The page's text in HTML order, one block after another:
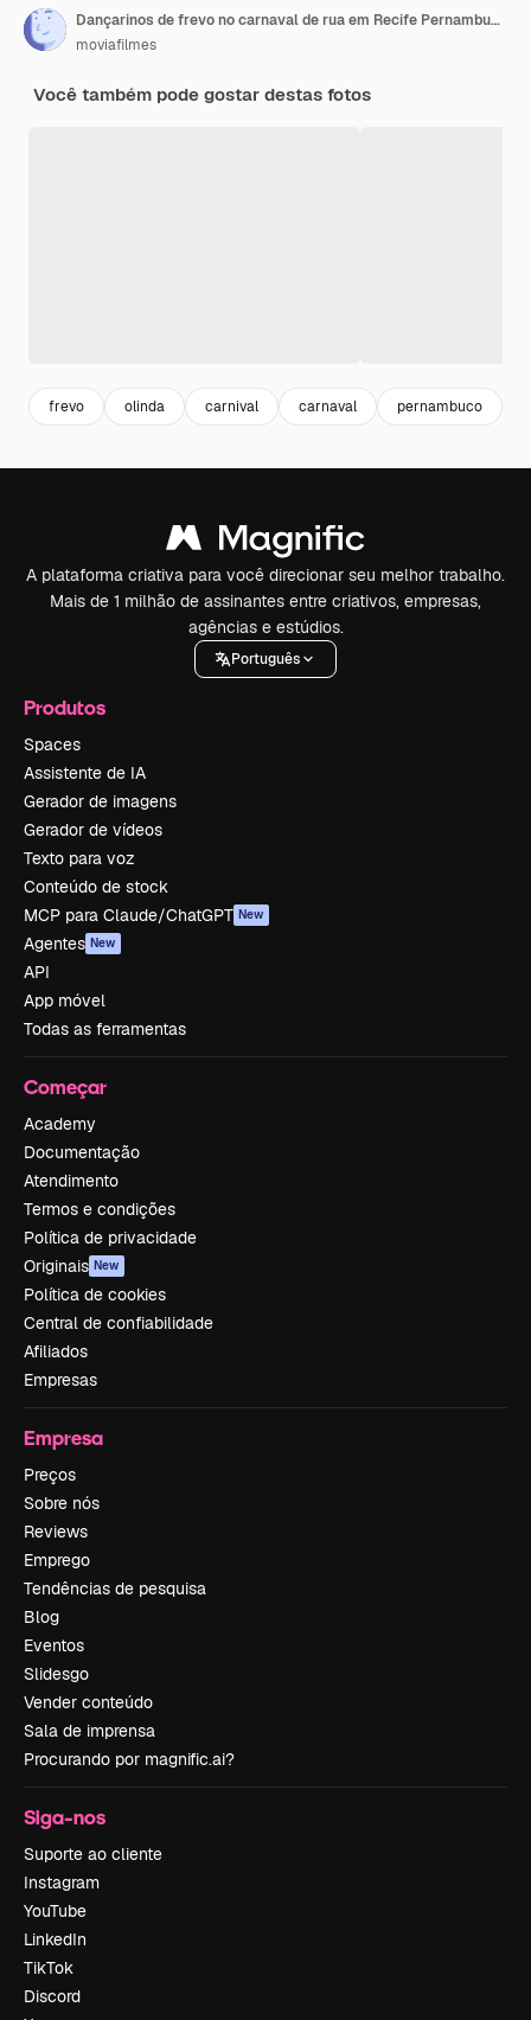
Dançarinos de frevo no carnaval de rua em Recife Pernambuco Brasil
moviafilmes
Você também pode gostar destas fotos
frevo olinda carnival carnaval pernambuco
A plataforma criativa para você direcionar seu melhor trabalho.
Mais de 1 milhão de assinantes entre criativos, empresas,
agências e estúdios.
Português
Produtos
Spaces
Assistente de IA
Gerador de imagens
Gerador de vídeos
Texto para voz
Conteúdo de stock
MCP para Claude/ChatGPT New
Agentes New
API
App móvel
Todas as ferramentas
Começar
Academy
Documentação
Atendimento
Termos e condições
Política de privacidade
Originais New
Política de cookies
Central de confiabilidade
Afiliados
Empresas
Empresa
Preços
Sobre nós
Reviews
Emprego
Tendências de pesquisa
Blog
Eventos
Slidesgo
Vender conteúdo
Sala de imprensa
Procurando por magnific.ai?
Siga-nos
Suporte ao cliente
Instagram
YouTube
LinkedIn
TikTok
Discord